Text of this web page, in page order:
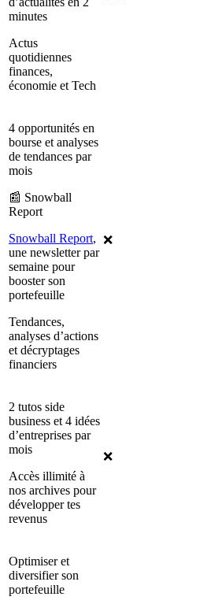
minutes
Actus
quotidiennes
finances,
économie et Tech
4 opportunités en
bourse et analyses
de tendances par
mois
📰 Snowball
Report
Snowball Report,
une newsletter par
semaine pour
booster son
portefeuille
Tendances,
analyses d’actions
et décryptages
financiers
❌
2 tutos side
business et 4 idées
d’entreprises par
mois
Accès illimité à
nos archives pour
développer tes
revenus
❌
Optimiser et
diversifier son
portefeuille